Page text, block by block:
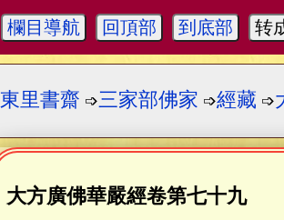
欄目導航 回頂部 到底部 转
東里書齋 ➩三家部佛家 ➩經藏 ➩
大方廣佛華嚴經卷第七十九